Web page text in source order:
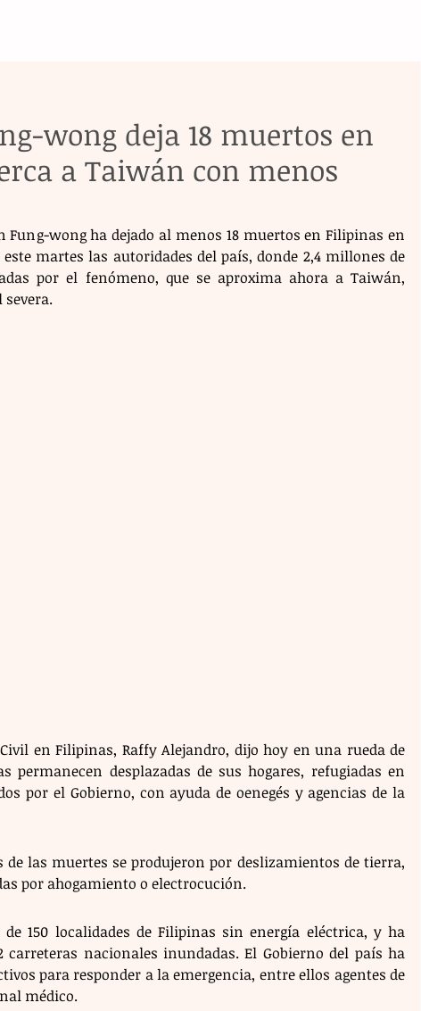
wong deja 18 muertos en
a Taiwán con menos
Fung-wong ha dejado al menos 18 muertos en Filipinas en
martes las autoridades del país, donde 2,4 millones de
por el fenómeno, que se aproxima ahora a Taiwán,
en Filipinas, Raffy Alejandro, dijo hoy en una rueda de
permanecen desplazadas de sus hogares, refugiadas en
por el Gobierno, con ayuda de oenegés y agencias de la
de las muertes se produjeron por deslizamientos de tierra,
por ahogamiento o electrocución.
150 localidades de Filipinas sin energía eléctrica, y ha
carreteras nacionales inundadas. El Gobierno del país ha
para responder a la emergencia, entre ellos agentes de
médico.